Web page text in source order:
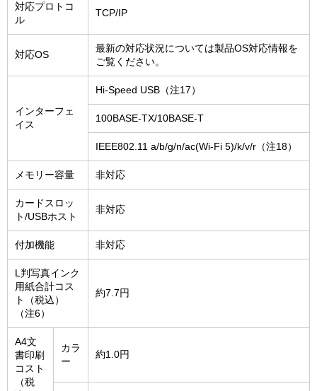
対応プロトコ
ル
TCP/IP
対応OS
最新の対応状況については製品OS対応情報を
ご覧ください。
インターフェ
イス
Hi-Speed USB（注17）
100BASE-TX/10BASE-T
IEEE802.11 a/b/g/n/ac(Wi-Fi 5)/k/v/r（注18）
メモリー容量 非対応
カードスロッ
ト/USBホスト
非対応
付加機能 非対応
L判写真インク
用紙合計コス
ト（税込）
（注6）
約7.7円
A4文
書印刷
コスト
（税
カラ
ー
約1.0円